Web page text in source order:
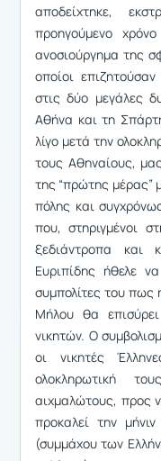
αποδείχτηκε,
προηγούμενο
ανοσιούργημα της
οποίοι
στις δύο μεγάλες
Αθήνα και τη
λίγο μετά την
τους Αθηναίους,
της “πρώτης μέρας”
πόλης και
που, στηριγμένοι
ξεδιάντροπα και
Ευριπίδης ήθελε
συμπολίτες του πως
Μήλου θα
νικητών. Ο
οι νικητές
ολοκληρωτική
αιχμαλώτους, προς
προκαλεί την
(συμμάχου των